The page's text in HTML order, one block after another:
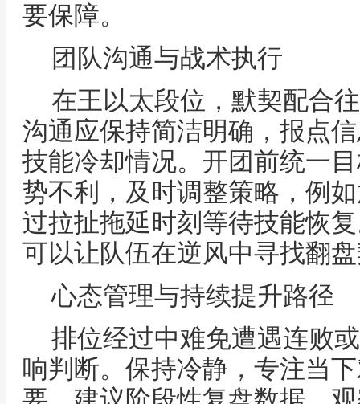
要保障。
团队沟通与战术执行
在王以太段位，默契配合
沟通应保持简洁明确，报点
技能冷却情况。开团前统一
势不利，及时调整策略，例
过拉扯拖延时刻等待技能恢
可以让队伍在逆风中寻找翻
心态管理与持续提升路径
排位经过中难免遭遇连败
响判断。保持冷静，专注当